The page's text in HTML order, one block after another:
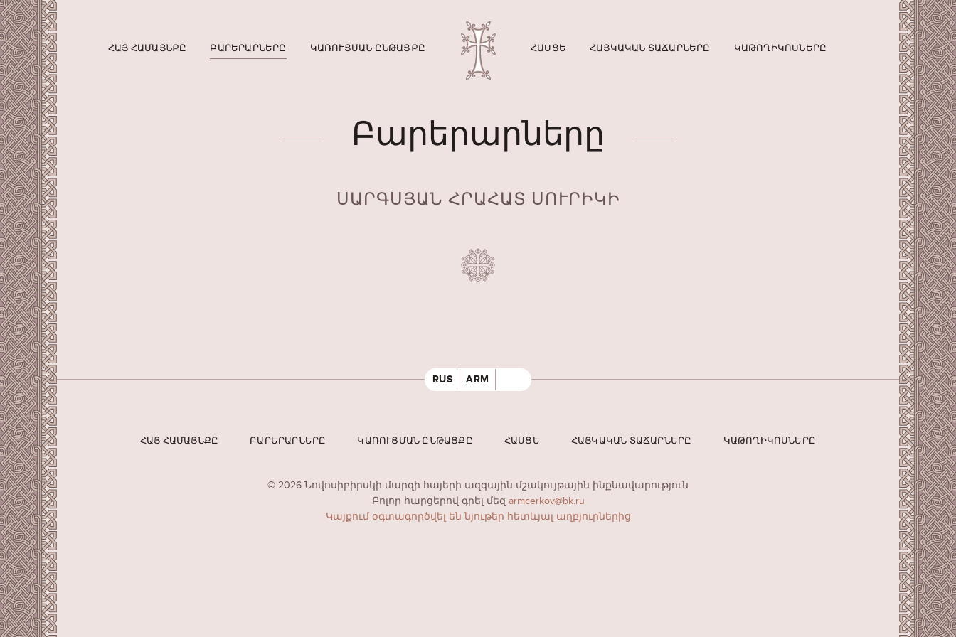
ՀԱՅ ՀԱՄԱՅՆՔԸ ԲԱՐԵՐԱՐՆԵՐԸ ԿԱՌՈՒՑՄԱՆ ԸՆԹԱՑՔԸ ՀԱՍՑԵ ՀԱՅԿԱԿԱՆ ՏԱՃԱՐՆԵՐԸ ԿԱԹՈՂԻԿՈՍՆԵՐԸ
Բարերարները
ՍԱՐԳՍՅԱՆ ՀՐԱՀԱՏ ՍՈՒՐԻԿԻ
RUS ARM
ՀԱՅ ՀԱՄԱՅՆՔԸ ԲԱՐԵՐԱՐՆԵՐԸ ԿԱՌՈՒՑՄԱՆ ԸՆԹԱՑՔԸ ՀԱՍՑԵ ՀԱՅԿԱԿԱՆ ՏԱՃԱՐՆԵՐԸ ԿԱԹՈՂԻԿՈՍՆԵՐԸ
© 2026 Նովոսիբիրսկի մարզի հայերի ազգային մշակույթային ինքնավարություն
Բոլոր հարցերով գրել մեզ armcerkov@bk.ru
Կայքում օգտագործվել են նյութեր հետևյալ աղբյուրներից